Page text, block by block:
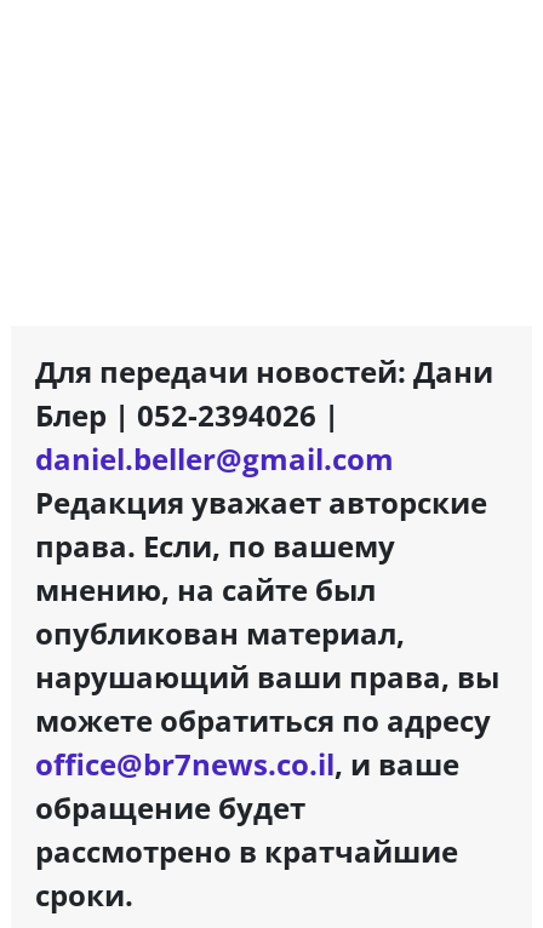
Для передачи новостей: Дани
Блер | 052-2394026 |
daniel.beller@gmail.com
Редакция уважает авторские
права. Если, по вашему
мнению, на сайте был
опубликован материал,
нарушающий ваши права, вы
можете обратиться по адресу
office@br7news.co.il, и ваше
обращение будет
рассмотрено в кратчайшие
сроки.